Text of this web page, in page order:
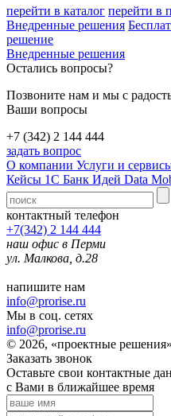
перейти в каталог перейти в
Внедренные решения
решение
Внедренные решения
Остались вопросы?
Позвоните нам и мы с
Ваши вопросы
+7 (342) 2 144 444
задать вопрос
О компании Услуги и
Кейсы 1С Банк Идей Data
контактный телефон
+7(342) 2 144 444
наш офис в Перми
ул. Малкова, д.28
напишите нам
info@prorise.ru
Мы в соц. сетях
info@prorise.ru
© 2026, «проектные решения»
Заказать звонок
Оставьте свои контактные
с Вами в ближайшее время